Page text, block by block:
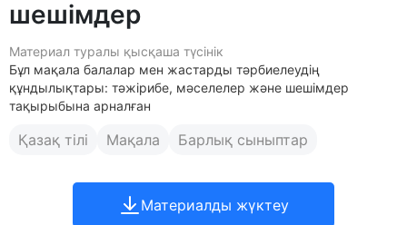
шешімдер
Материал туралы қысқаша түсінік
Бұл мақала балалар мен жастарды тәрбиелеудің
құндылықтары: тәжірибе, мәселелер және шешімдер
тақырыбына арналған
Қазақ тілі Мақала Барлық сыныптар
Материалды жүктеу